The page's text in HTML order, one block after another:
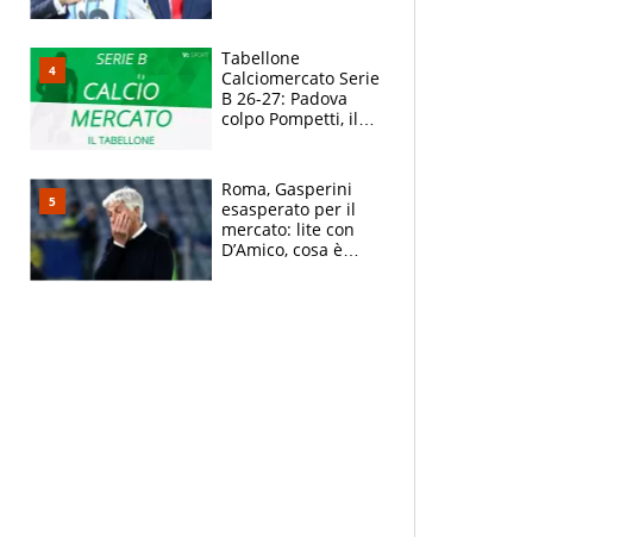
polemiche
Tabellone
Calciomercato Serie
B 26-27: Padova
colpo Pompetti, il
Roma, Gasperini
esasperato per il
mercato: lite con
D’Amico, cosa è